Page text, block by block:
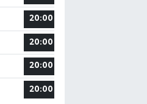
20:00
20:00
20:00
20:00